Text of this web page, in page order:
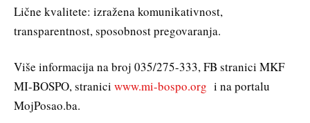
Lične kvalitete: izražena komunikativnost,
transparentnost, sposobnost pregovaranja.
Više informacija na broj 035/275-333, FB stranici MKF
MI-BOSPO, stranici www.mi-bospo.org i na portalu
MojPosao.ba.